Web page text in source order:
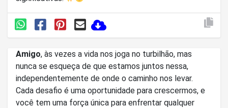
Amigo, às vezes a vida nos joga no turbilhão, mas
nunca se esqueça de que estamos juntos nessa,
independentemente de onde o caminho nos levar.
Cada desafio é uma oportunidade para crescermos, e
você tem uma força única para enfrentar qualquer